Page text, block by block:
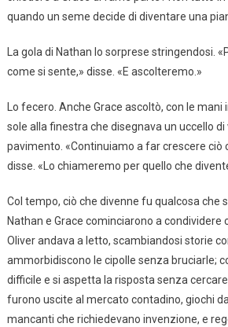
quando un seme decide di diventare una
La gola di Nathan lo sorprese stringendosi.
come si sente,» disse. «E ascolteremo.»
Lo fecero. Anche Grace ascoltò, con le mani
sole alla finestra che disegnava un uccello di
pavimento. «Continuiamo a far crescere ciò
disse. «Lo chiameremo per quello che
Col tempo, ciò che divenne fu qualcosa che
Nathan e Grace cominciarono a condividere
Oliver andava a letto, scambiandosi storie
ammorbidiscono le cipolle senza bruciarle;
difficile e si aspetta la risposta senza
furono uscite al mercato contadino, giochi
mancanti che richiedevano invenzione, e